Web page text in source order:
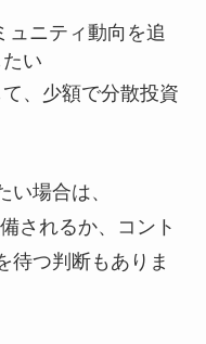
ュニティ動向を追
い
、少額で分散投資
場合は、
されるか、コント
待つ判断もありま